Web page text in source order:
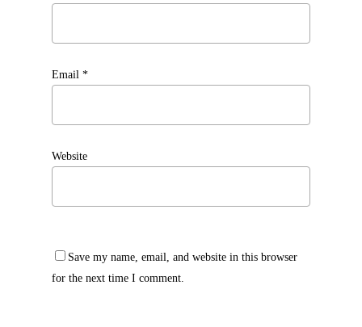
Email *
Website
Save my name, email, and website in this browser
for the next time I comment.